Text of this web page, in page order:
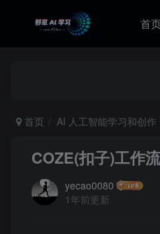
首页
首页 AI 人工智能学习和创作
COZE(扣子)工作
yecao0080
1年前更新